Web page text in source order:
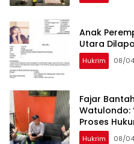
Anak
Utara
Hukrim 08/
‎Fajar
Watulondo:
Proses
Hukrim 08/